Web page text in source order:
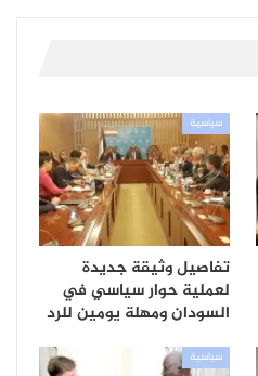
سياسية
تفاصيل وثيقة جديدة
لعملية حوار سياسي في
السودان ومهلة يومين للرد
سياسية